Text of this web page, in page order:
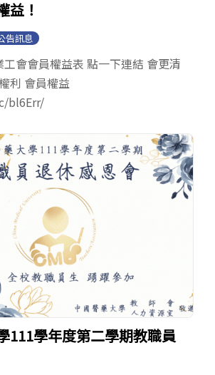
益！
告訊息
會會員權益表 點一下連結 會更清
利 會員權益
bl6Err/
111學年度第二學期教職員